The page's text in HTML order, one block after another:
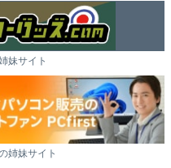
妹サイト
姉妹サイト